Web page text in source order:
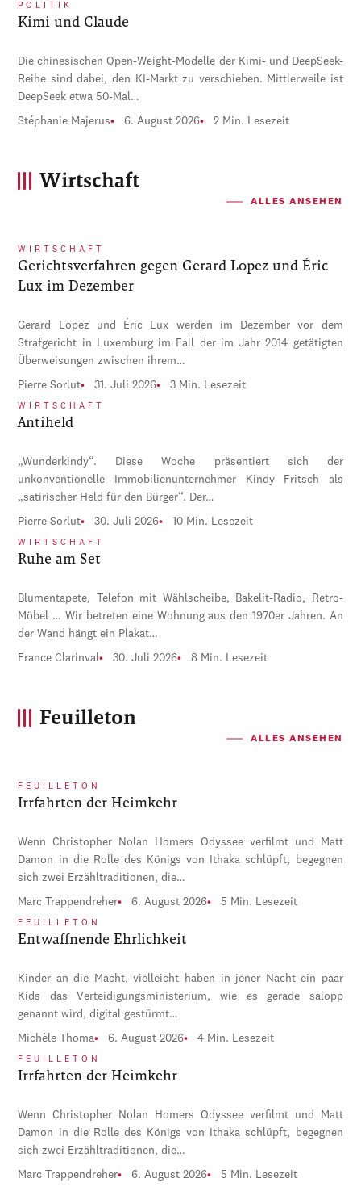
POLITIK
Kimi und Claude
Die chinesischen Open-Weight-Modelle der Kimi- und DeepSeek-
Reihe sind dabei, den KI-Markt zu verschieben. Mittlerweile ist
DeepSeek etwa 50-Mal…
Stéphanie Majerus 6. August 2026 2 Min. Lesezeit
Wirtschaft
ALLES ANSEHEN
WIRTSCHAFT
Gerichtsverfahren gegen Gerard Lopez und Éric
Lux im Dezember
Gerard Lopez und Éric Lux werden im Dezember vor dem
Strafgericht in Luxemburg im Fall der im Jahr 2014 getätigten
Überweisungen zwischen ihrem…
Pierre Sorlut 31. Juli 2026 3 Min. Lesezeit
WIRTSCHAFT
Antiheld
„Wunderkindy“. Diese Woche präsentiert sich der
unkonventionelle Immobilienunternehmer Kindy Fritsch als
„satirischer Held für den Bürger“. Der…
Pierre Sorlut 30. Juli 2026 10 Min. Lesezeit
WIRTSCHAFT
Ruhe am Set
Blumentapete, Telefon mit Wählscheibe, Bakelit-Radio, Retro-
Möbel … Wir betreten eine Wohnung aus den 1970er Jahren. An
der Wand hängt ein Plakat…
France Clarinval 30. Juli 2026 8 Min. Lesezeit
Feuilleton
ALLES ANSEHEN
FEUILLETON
Irrfahrten der Heimkehr
Wenn Christopher Nolan Homers Odyssee verfilmt und Matt
Damon in die Rolle des Königs von Ithaka schlüpft, begegnen
sich zwei Erzähltraditionen, die…
Marc Trappendreher 6. August 2026 5 Min. Lesezeit
FEUILLETON
Entwaffnende Ehrlichkeit
Kinder an die Macht, vielleicht haben in jener Nacht ein paar
Kids das Verteidigungsministerium, wie es gerade salopp
genannt wird, digital gestürmt…
Michèle Thoma 6. August 2026 4 Min. Lesezeit
FEUILLETON
Irrfahrten der Heimkehr
Wenn Christopher Nolan Homers Odyssee verfilmt und Matt
Damon in die Rolle des Königs von Ithaka schlüpft, begegnen
sich zwei Erzähltraditionen, die…
Marc Trappendreher 6. August 2026 5 Min. Lesezeit